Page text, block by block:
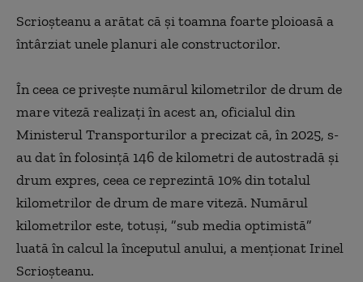
Scrioşteanu a arătat că şi toamna foarte ploioasă a
întârziat unele planuri ale constructorilor.
În ceea ce priveşte numărul kilometrilor de drum de
mare viteză realizaţi în acest an, oficialul din
Ministerul Transporturilor a precizat că, în 2025, s-
au dat în folosinţă 146 de kilometri de autostradă şi
drum expres, ceea ce reprezintă 10% din totalul
kilometrilor de drum de mare viteză. Numărul
kilometrilor este, totuşi, ”sub media optimistă”
luată în calcul la începutul anului, a menţionat Irinel
Scrioşteanu.